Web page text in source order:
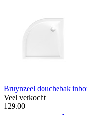
Bruynzeel douchebak
Veel verkocht
129.00